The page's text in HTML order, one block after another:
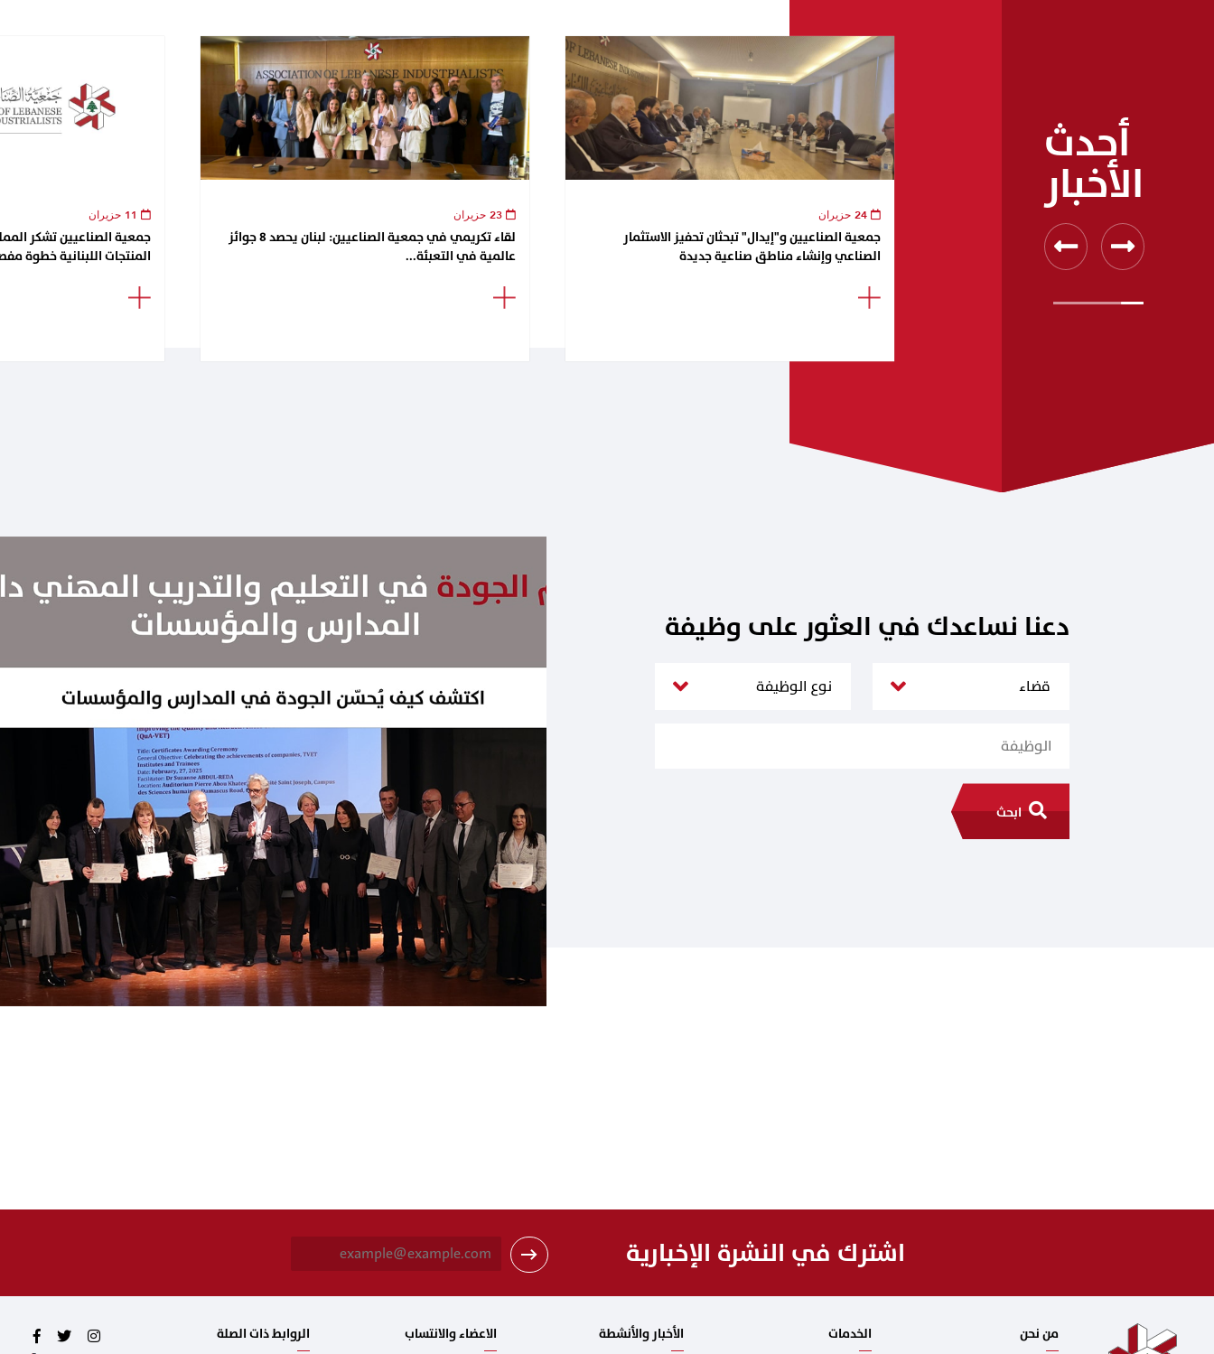
أحدث
الأخبار
جمعية الصناعيين تشكر
المنتجات اللبنانية خطوة
لقاء تكريمي في جمعية الصناعيين: لبنان يحصد 8 جوائز
عالمية في التعبئة...
جمعية الصناعيين و"إيدال" تبحثان تحفيز الاستثمار
الصناعي وإنشاء مناطق صناعية جديدة
دعنا نساعدك في العثور على وظيفة
ابحث
اشترك في النشرة الإخبارية
i
* من نحن الخدمات الأخبار والأنشطة الاعضاء والانتساب الروابط ذات الصلة